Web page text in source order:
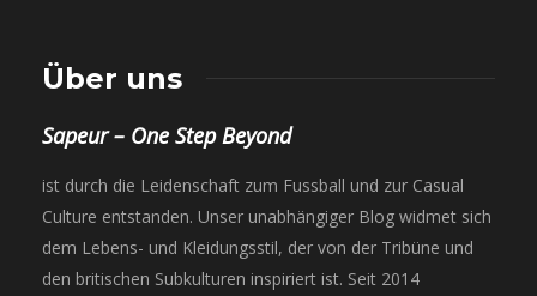
Über uns
Sapeur – One Step Beyond
ist durch die Leidenschaft zum Fussball und zur Casual
Culture entstanden. Unser unabhängiger Blog widmet sich
dem Lebens- und Kleidungsstil, der von der Tribüne und
den britischen Subkulturen inspiriert ist. Seit 2014